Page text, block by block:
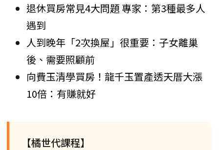
退休買房常見4大問題 專家：第3種最多人
遇到
人到晚年「2次換屋」很重要：子女離巢
後、需要照顧前
向費玉清學買房！龍千玉置產透天厝大漲
10倍：有賺就好
【橘世代課程】